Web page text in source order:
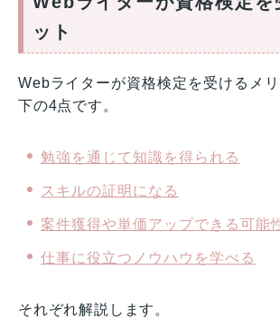
ット
Webライターが資格検定を受けるメ
下の4点です。
勉強を通じて知識を得られる
スキルの証明になる
案件獲得や単価アップできる可能
仕事に役立つノウハウを学べる
それぞれ解説します。